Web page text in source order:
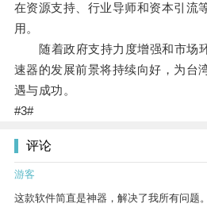
在资源支持、行业导师和资本引流
用。
随着政府支持力度增强和市场
速器的发展前景将持续向好，为台
遇与成功。
#3#
评论
游客
这款软件简直是神器，解决了我所有问题。